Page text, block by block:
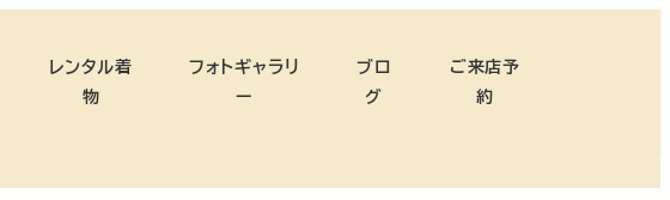
レンタル着
物
フォトギャラリ
ー
ブロ
グ
ご来店予
約